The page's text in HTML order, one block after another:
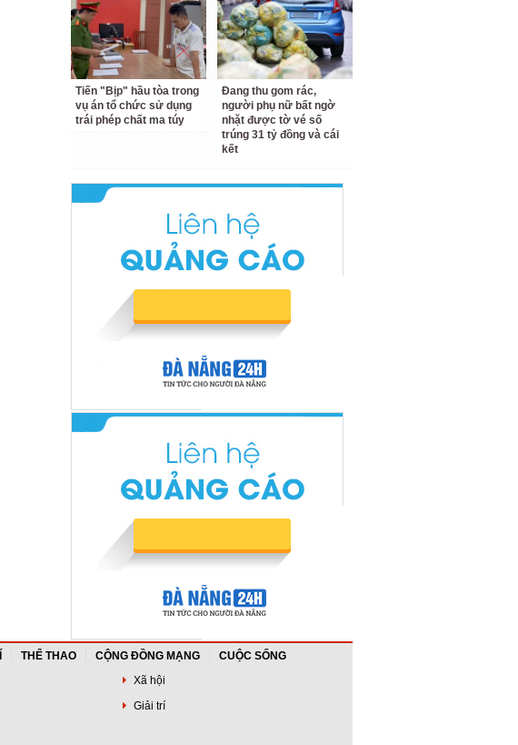
Tiến "Bịp" hầu tòa trong
vụ án tổ chức sử dụng
trái phép chất ma túy
Đang thu gom rác,
người phụ nữ bất ngờ
nhặt được tờ vé số
trúng 31 tỷ đồng và cái
kết
THỂ THAO CỘNG ĐỒNG MẠNG
CUỘC SỐNG
Xã hội
Giải trí